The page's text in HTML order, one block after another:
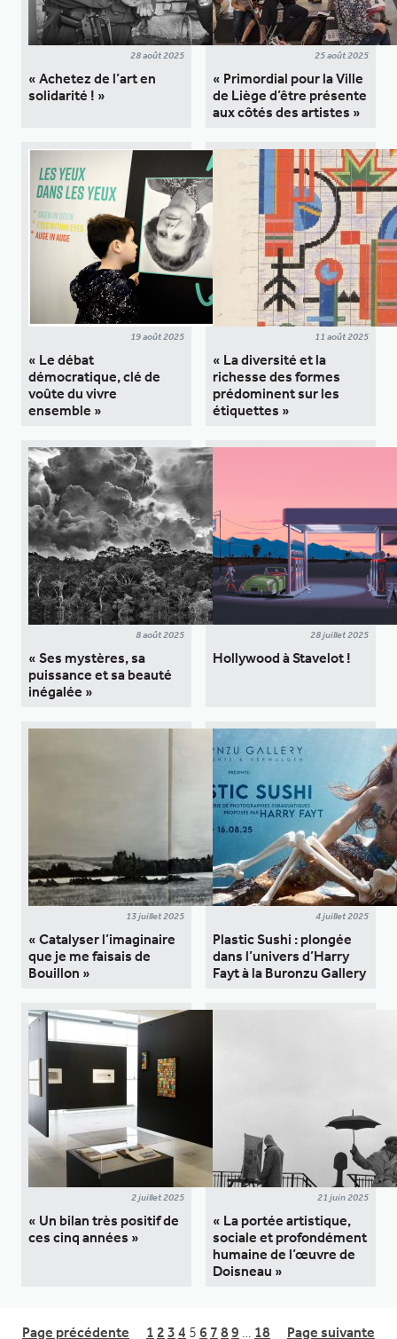
28 août 2025
« Achetez de l’art en
solidarité ! »
25 août 2025
« Primordial pour la Ville
de Liège d’être présente
aux côtés des artistes »
19 août 2025
« Le débat
démocratique, clé de
voûte du vivre
ensemble »
11 août 2025
« La diversité et la
richesse des formes
prédominent sur les
étiquettes »
8 août 2025
« Ses mystères, sa
puissance et sa beauté
inégalée »
28 juillet 2025
Hollywood à Stavelot !
13 juillet 2025
« Catalyser l’imaginaire
que je me faisais de
Bouillon »
4 juillet 2025
Plastic Sushi : plongée
dans l’univers d’Harry
Fayt à la Buronzu Gallery
2 juillet 2025
« Un bilan très positif de
ces cinq années »
21 juin 2025
« La portée artistique,
sociale et profondément
humaine de l’œuvre de
Doisneau »
Page précédente 1 2 3 4 5 6 7 8 9 18 Page suivante